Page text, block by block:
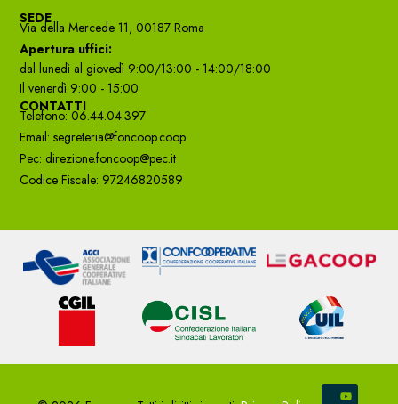
SEDE
Via della Mercede 11, 00187 Roma
Apertura uffici:
dal lunedì al giovedì 9:00/13:00 - 14:00/18:00
Il venerdì 9:00 - 15:00
CONTATTI
Telefono: 06.44.04.397
Email: segreteria@foncoop.coop
Pec: direzione.foncoop@pec.it
Codice Fiscale: 97246820589